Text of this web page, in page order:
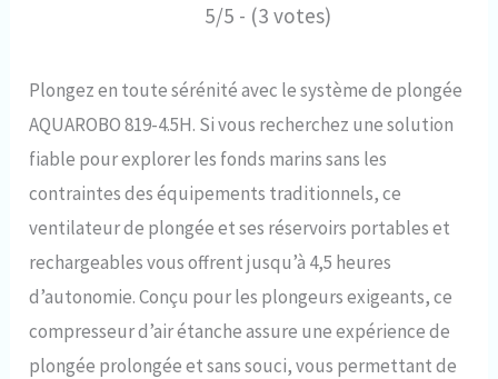
5/5 - (3 votes)
Plongez en toute sérénité avec le système de plongée
AQUAROBO 819-4.5H. Si vous recherchez une solution
fiable pour explorer les fonds marins sans les
contraintes des équipements traditionnels, ce
ventilateur de plongée et ses réservoirs portables et
rechargeables vous offrent jusqu’à 4,5 heures
d’autonomie. Conçu pour les plongeurs exigeants, ce
compresseur d’air étanche assure une expérience de
plongée prolongée et sans souci, vous permettant de